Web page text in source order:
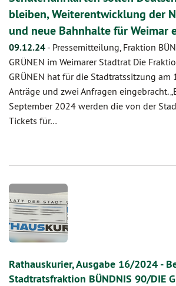
bleiben, Weiterentwicklung der
und neue Bahnhalte für Weimar
09.12.24 - Pressemitteilung, Fraktion
GRÜNEN im Weimarer Stadtrat Die
GRÜNEN hat für die Stadtratssitzung am
Anträge und zwei Anfragen eingebracht.
September 2024 werden die von der
Tickets für…
Rathauskurier, Ausgabe 16/2024 -
Stadtratsfraktion BÜNDNIS 90/DIE